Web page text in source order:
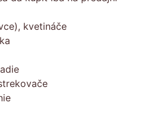
kvetináče